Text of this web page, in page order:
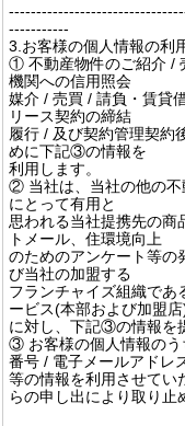
-----------
3.お客様の個人情報の利
① 不動産物件のご紹介 /
機関への信用照会
媒介 / 売買 / 請負・賃貸
リース契約の締結
履行 / 及び契約管理契約
めに下記③の情報を
利用します。
② 当社は、当社の他の不
にとって有用と
思われる当社提携先の商
トメール、住環境向上
のためのアンケート等の
び当社の加盟する
フランチャイズ組織であ
ービス(本部および加盟店
に対し、下記③の情報を
③ お客様の個人情報のう
番号 / 電子メールアドレ
等の情報を利用させてい
らの申し出により取り止